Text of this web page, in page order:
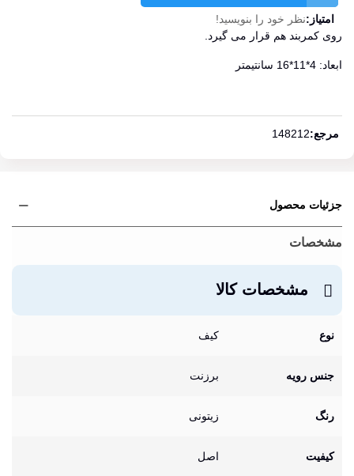
امتیاز:نظر خود را بنویسید!
روی کمربند هم قرار می گیرد.
ابعاد: 4*11*16 سانتیمتر
مرجع:148212
جزئیات محصول
مشخصات
مشخصات کالا
نوع کیف
جنس رویه برزنت
رنگ زیتونی
کیفیت اصل